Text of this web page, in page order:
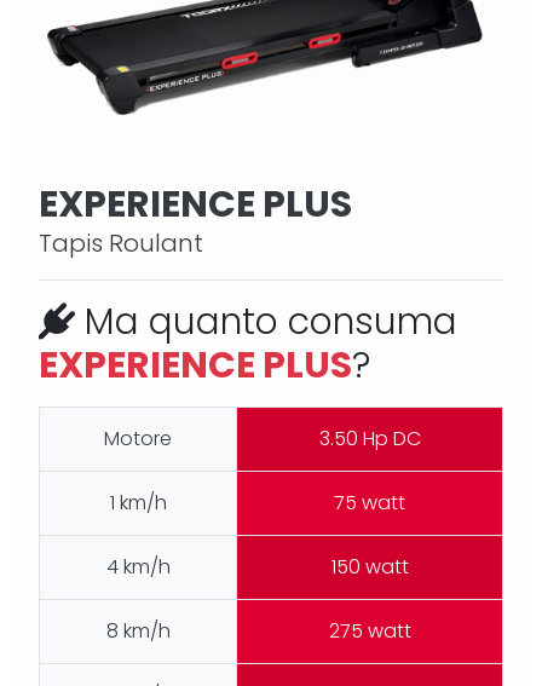
EXPERIENCE PLUS
Tapis Roulant
Ma quanto consuma
EXPERIENCE PLUS?
Motore 3.50 Hp DC
1 km/h 75 watt
4 km/h 150 watt
8 km/h 275 watt